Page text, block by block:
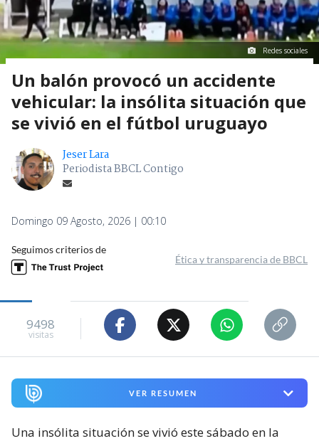
Redes sociales
Un balón provocó un accidente
vehicular: la insólita situación que
se vivió en el fútbol uruguayo
Jeser Lara
Periodista BBCL Contigo
Domingo 09 Agosto, 2026 | 00:10
Seguimos criterios de
Ética y transparencia de BBCL
9498
visitas
VER RESUMEN
Una insólita situación se vivió este sábado en la